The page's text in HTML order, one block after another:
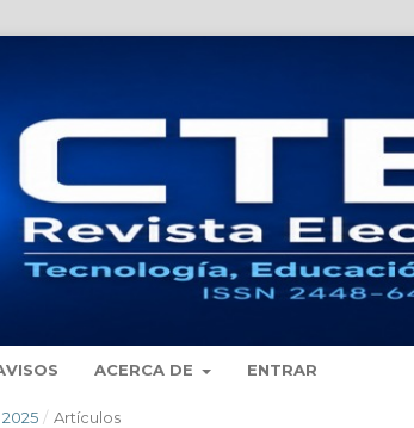
ACERCA DE ENTRAR
2025 / Artículos